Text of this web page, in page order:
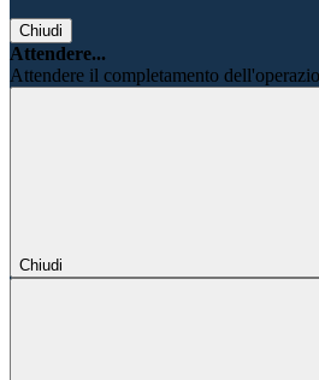
Chiudi
Attendere...
Attendere il completamento
Chiudi